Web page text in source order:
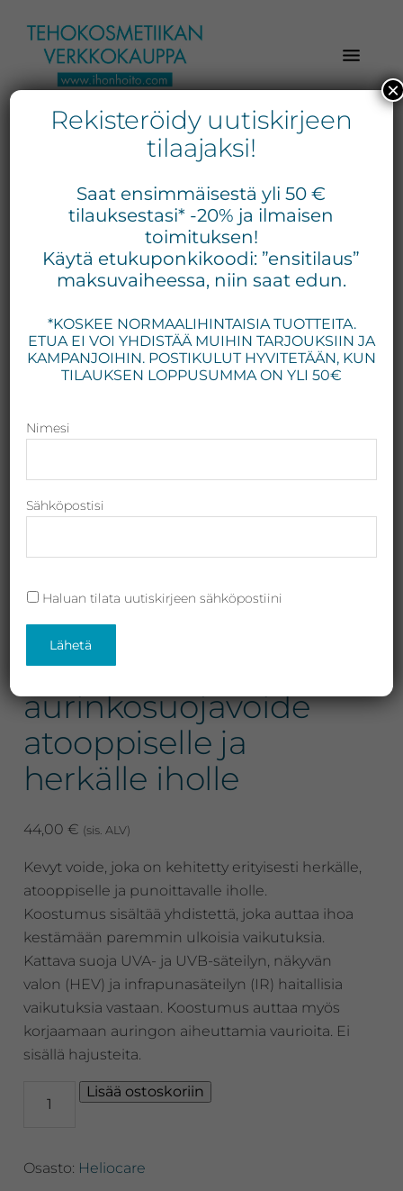
pääsisältöön
ensisijaiseen
sivupalkkiin
alatunnisteeseen
Ihonhoito.com
Kosmetiikan
verkkokauppa
Tilaa
tänään
Verkkokaupasta
tuotteet:
Exuviance,
Medik8,
Priori,
Bion,
Gernétic,
Revitalash,
Jane
Raili
Heliocare
Heliocare, AR
Emulsion SPF 50 –
aurinkosuojavoide
atooppiselle ja
herkälle iholle
44,00 € (sis. ALV)
Kevyt voide, joka on kehitetty erityisesti herkälle,
atooppiselle ja punoittavalle iholle.
Koostumus sisältää yhdistettä, joka auttaa ihoa
kestämään paremmin ulkoisia vaikutuksia.
Kattava suoja UVA- ja UVB-säteilyn, näkyvän
valon (HEV) ja infrapunasäteilyn (IR) haitallisia
vaikutuksia vastaan. Koostumus auttaa myös
korjaamaan auringon aiheuttamia vaurioita. Ei
sisällä hajusteita.
50
Lisää ostoskoriin
Osasto: Heliocare
Rekisteröidy uutiskirjeen
tilaajaksi!
Saat ensimmäisestä yli 50 €
tilauksestasi* -20% ja ilmaisen
toimituksen!
Käytä etukuponkikoodi: ”ensitilaus”
maksuvaiheessa, niin saat edun.
*KOSKEE NORMAALIHINTAISIA TUOTTEITA.
ETUA EI VOI YHDISTÄÄ MUIHIN TARJOUKSIIN JA
KAMPANJOIHIN. POSTIKULUT HYVITETÄÄN, KUN
TILAUKSEN LOPPUSUMMA ON YLI 50€
Nimesi
Sähköpostisi
Haluan tilata uutiskirjeen sähköpostiini
×